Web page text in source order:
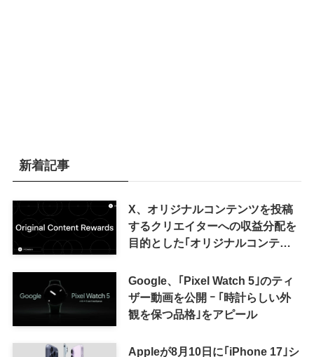
新着記事
X、オリジナルコンテンツを投稿
するクリエイターへの収益分配を
目的とした｢オリジナルコンテン
来の｢収益分配｣は廃止
Google、｢Pixel Watch 5｣のティ
ザー動画を公開 ｰ ｢時計らしい外
観を保つ品格｣をアピール
Appleが8月10日に｢iPhone 17｣シ